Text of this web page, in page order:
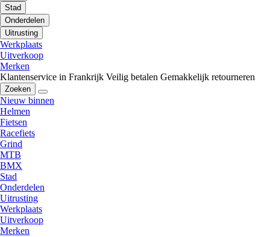
Stad
Onderdelen
Uitrusting
Werkplaats
Uitverkoop
Merken
Klantenservice in Frankrijk Veilig betalen Gemakkelijk retourneren
Zoeken
Nieuw binnen
Helmen
Fietsen
Racefiets
Grind
MTB
BMX
Stad
Onderdelen
Uitrusting
Werkplaats
Uitverkoop
Merken